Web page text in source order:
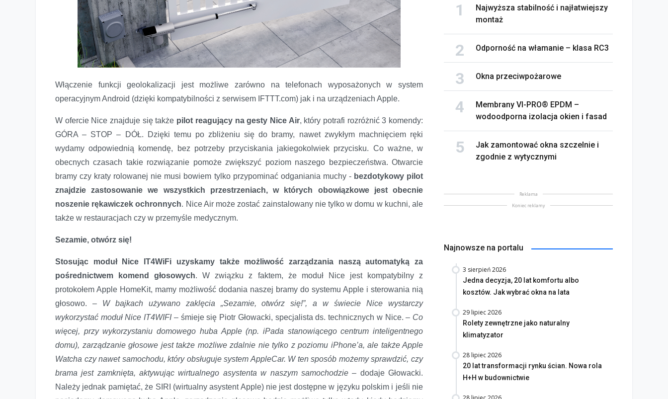
Włączenie funkcji geolokalizacji jest możliwe zarówno na telefonach wyposażonych w system
operacyjnym Android (dzięki kompatybilności z serwisem IFTTT.com) jak i na urządzeniach Apple.
W ofercie Nice znajduje się także pilot reagujący na gesty Nice Air, który potrafi rozróżnić 3 komendy:
GÓRA – STOP – DÓŁ. Dzięki temu po zbliżeniu się do bramy, nawet zwykłym machnięciem ręki
wydamy odpowiednią komendę, bez potrzeby przyciskania jakiegokolwiek przycisku. Co ważne, w
obecnych czasach takie rozwiązanie pomoże zwiększyć poziom naszego bezpieczeństwa. Otwarcie
bramy czy kraty rolowanej nie musi bowiem tylko przypominać odganiania muchy - bezdotykowy pilot
znajdzie zastosowanie we wszystkich przestrzeniach, w których obowiązkowe jest obecnie
noszenie rękawiczek ochronnych. Nice Air może zostać zainstalowany nie tylko w domu w kuchni, ale
także w restauracjach czy w przemyśle medycznym.
Sezamie, otwórz się!
Stosując moduł Nice IT4WiFi uzyskamy także możliwość zarządzania naszą automatyką za
pośrednictwem komend głosowych. W związku z faktem, że moduł Nice jest kompatybilny z
protokołem Apple HomeKit, mamy możliwość dodania naszej bramy do systemu Apple i sterowania nią
głosowo. – W bajkach używano zaklęcia „Sezamie, otwórz się!”, a w świecie Nice wystarczy
wykorzystać moduł Nice IT4WIFI – śmieje się Piotr Głowacki, specjalista ds. technicznych w Nice.– Co
więcej, przy wykorzystaniu domowego huba Apple (np. iPada stanowiącego centrum inteligentnego
domu), zarządzanie głosowe jest także możliwe zdalnie nie tylko z poziomu iPhone’a, ale także Apple
Watcha czy nawet samochodu, który obsługuje system AppleCar. W ten sposób możemy sprawdzić, czy
brama jest zamknięta, aktywując wirtualnego asystenta w naszym samochodzie– dodaje Głowacki.
Należy jednak pamiętać, że SIRI (wirtualny asystent Apple) nie jest dostępne w języku polskim i jeśli nie
Najwyższa stabilność i najłatwiejszy
montaż
Odporność na włamanie – klasa RC3
Okna przeciwpożarowe
Membrany VI-PRO® EPDM –
wodoodporna izolacja okien i fasad
Jak zamontować okna szczelnie i
zgodnie z wytycznymi
Reklama
Koniec reklamy
Najnowsze na portalu
3 sierpień 2026
Jedna decyzja, 20 lat komfortu albo
kosztów. Jak wybrać okna na lata
29 lipiec 2026
Rolety zewnętrzne jako naturalny
klimatyzator
28 lipiec 2026
20 lat transformacji rynku ścian. Nowa rola
H+H w budownictwie